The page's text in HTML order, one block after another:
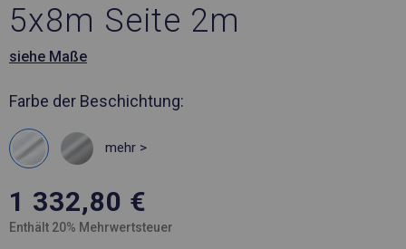
5x8m Seite 2m
siehe Maße
Farbe der Beschichtung:
mehr >
1 332,80 €
Enthält 20% Mehrwertsteuer